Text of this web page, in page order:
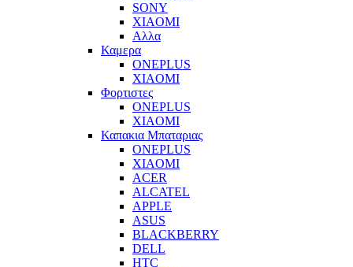
SONY
XIAOMI
Αλλα
Καμερα
ONEPLUS
XIAOMI
Φορτιστες
ONEPLUS
XIAOMI
Καπακια Μπαταριας
ONEPLUS
XIAOMI
ACER
ALCATEL
APPLE
ASUS
BLACKBERRY
DELL
HTC